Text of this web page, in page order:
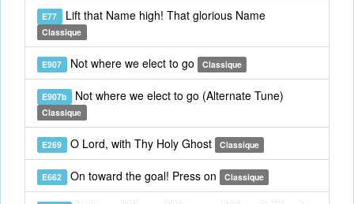
E77 Lift that Name high! That glorious Name
Classique
E907 Not where we elect to go Classique
E907b Not where we elect to go (Alternate Tune)
Classique
E269 O Lord, with Thy Holy Ghost Classique
E662 On toward the goal! Press on Classique